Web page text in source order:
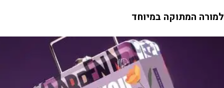
למורה המתוקה במיוחד